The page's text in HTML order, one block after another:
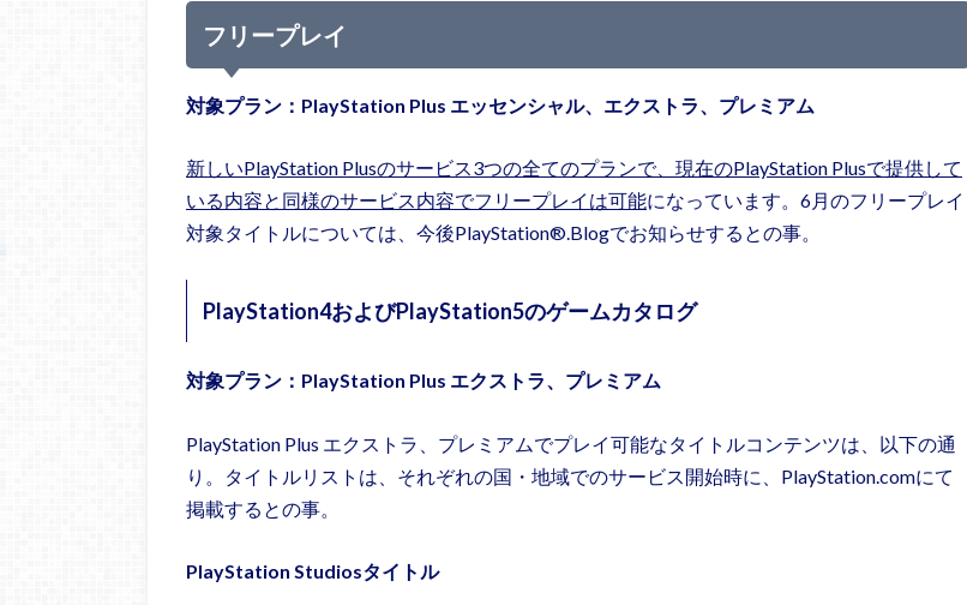
フリープレイ
対象プラン：PlayStation Plus エッセンシャル、エクストラ、プレミアム
新しいPlayStation Plusのサービス3つの全てのプランで、現在のPlayStation Plusで提供して
いる内容と同様のサービス内容でフリープレイは可能になっています。6月のフリープレイ
対象タイトルについては、今後PlayStation®.Blogでお知らせするとの事。
PlayStation4およびPlayStation5のゲームカタログ
対象プラン：PlayStation Plus エクストラ、プレミアム
PlayStation Plus エクストラ、プレミアムでプレイ可能なタイトルコンテンツは、以下の通
り。タイトルリストは、それぞれの国・地域でのサービス開始時に、PlayStation.comにて
掲載するとの事。
PlayStation Studiosタイトル